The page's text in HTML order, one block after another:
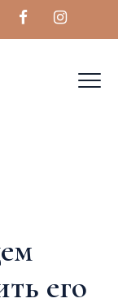
его